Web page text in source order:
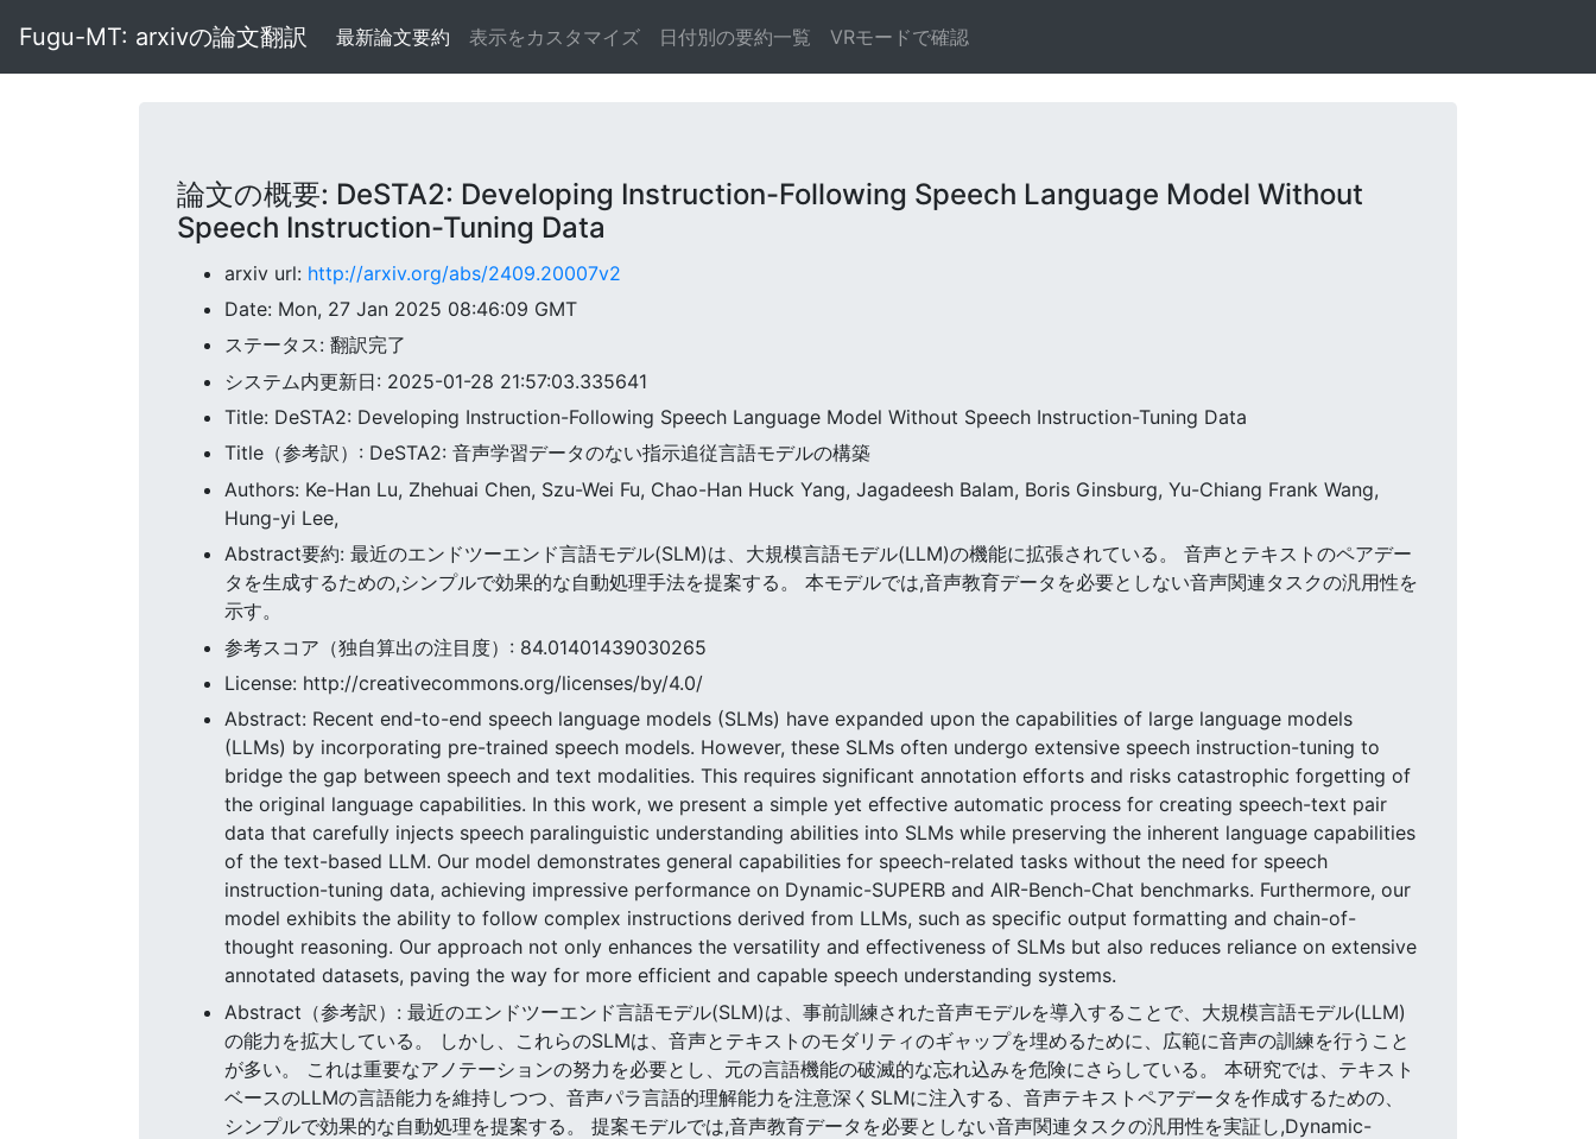
Fugu-MT: arxivの論文翻訳 最新論文要約 表示をカスタマイズ 日付別の要約一覧 VRモードで確認
論文の概要: DeSTA2: Developing Instruction-Following Speech Language Model Without
Speech Instruction-Tuning Data
arxiv url: http://arxiv.org/abs/2409.20007v2
Date: Mon, 27 Jan 2025 08:46:09 GMT
ステータス: 翻訳完了
システム内更新日: 2025-01-28 21:57:03.335641
Title: DeSTA2: Developing Instruction-Following Speech Language Model Without Speech Instruction-Tuning Data
Title（参考訳）: DeSTA2: 音声学習データのない指示追従言語モデルの構築
Authors: Ke-Han Lu, Zhehuai Chen, Szu-Wei Fu, Chao-Han Huck Yang, Jagadeesh Balam, Boris Ginsburg, Yu-Chiang Frank Wang,
Hung-yi Lee,
Abstract要約: 最近のエンドツーエンド言語モデル(SLM)は、大規模言語モデル(LLM)の機能に拡張されている。 音声とテキストのペアデー
タを生成するための,シンプルで効果的な自動処理手法を提案する。 本モデルでは,音声教育データを必要としない音声関連タスクの汎用性を
示す。
参考スコア（独自算出の注目度）: 84.01401439030265
License: http://creativecommons.org/licenses/by/4.0/
Abstract: Recent end-to-end speech language models (SLMs) have expanded upon the capabilities of large language models
(LLMs) by incorporating pre-trained speech models. However, these SLMs often undergo extensive speech instruction-tuning to
bridge the gap between speech and text modalities. This requires significant annotation efforts and risks catastrophic forgetting of
the original language capabilities. In this work, we present a simple yet effective automatic process for creating speech-text pair
data that carefully injects speech paralinguistic understanding abilities into SLMs while preserving the inherent language capabilities
of the text-based LLM. Our model demonstrates general capabilities for speech-related tasks without the need for speech
instruction-tuning data, achieving impressive performance on Dynamic-SUPERB and AIR-Bench-Chat benchmarks. Furthermore, our
model exhibits the ability to follow complex instructions derived from LLMs, such as specific output formatting and chain-of-
thought reasoning. Our approach not only enhances the versatility and effectiveness of SLMs but also reduces reliance on extensive
annotated datasets, paving the way for more efficient and capable speech understanding systems.
Abstract（参考訳）: 最近のエンドツーエンド言語モデル(SLM)は、事前訓練された音声モデルを導入することで、大規模言語モデル(LLM)
の能力を拡大している。 しかし、これらのSLMは、音声とテキストのモダリティのギャップを埋めるために、広範に音声の訓練を行うこと
が多い。 これは重要なアノテーションの努力を必要とし、元の言語機能の破滅的な忘れ込みを危険にさらしている。 本研究では、テキスト
ベースのLLMの言語能力を維持しつつ、音声パラ言語的理解能力を注意深くSLMに注入する、音声テキストペアデータを作成するための、
シンプルで効果的な自動処理を提案する。 提案モデルでは,音声教育データを必要としない音声関連タスクの汎用性を実証し,Dynamic-